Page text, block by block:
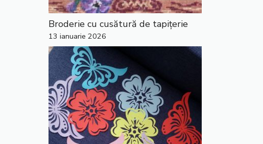
Broderie cu cusătură de tapițerie
13 ianuarie 2026